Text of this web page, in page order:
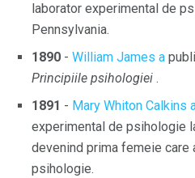
laborator experimental de
Pennsylvania.
1890 - William James a
Principiile psihologiei .
1891 - Mary Whiton Calkins
experimental de psihologie
devenind prima femeie care
psihologie.